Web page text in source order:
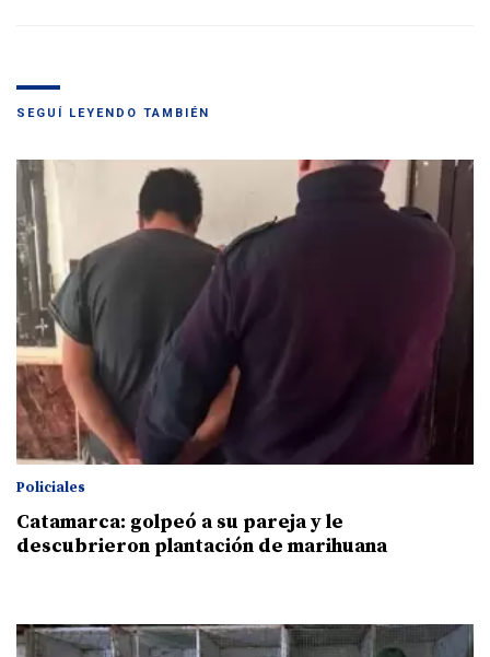
SEGUÍ LEYENDO TAMBIÉN
Policiales
Catamarca: golpeó a su pareja y le
descubrieron plantación de marihuana